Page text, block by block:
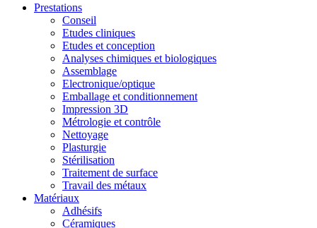
Prestations
Conseil
Etudes cliniques
Etudes et conception
Analyses chimiques et biologiques
Assemblage
Electronique/optique
Emballage et conditionnement
Impression 3D
Métrologie et contrôle
Nettoyage
Plasturgie
Stérilisation
Traitement de surface
Travail des métaux
Matériaux
Adhésifs
Céramiques